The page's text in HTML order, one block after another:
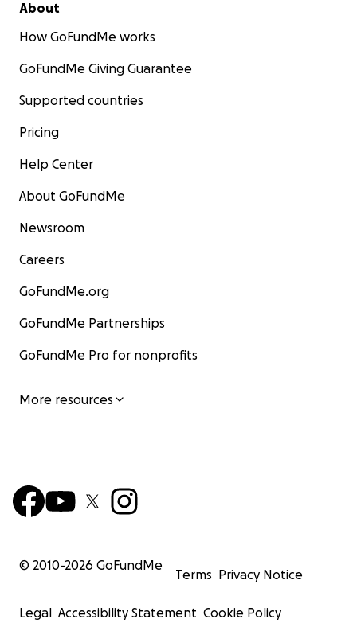
About
How GoFundMe works
GoFundMe Giving Guarantee
Supported countries
Pricing
Help Center
About GoFundMe
Newsroom
Careers
GoFundMe.org
GoFundMe Partnerships
GoFundMe Pro for nonprofits
More resources
© 2010-2026 GoFundMe
Terms Privacy Notice
Legal Accessibility Statement Cookie Policy